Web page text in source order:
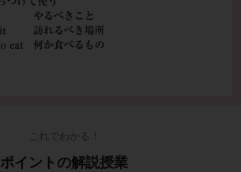
これでわかる！
ポイントの解説授業